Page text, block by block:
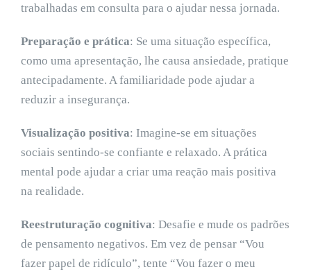
trabalhadas em consulta para o ajudar nessa jornada.
Preparação e prática: Se uma situação específica,
como uma apresentação, lhe causa ansiedade, pratique
antecipadamente. A familiaridade pode ajudar a
reduzir a insegurança.
Visualização positiva: Imagine-se em situações
sociais sentindo-se confiante e relaxado. A prática
mental pode ajudar a criar uma reação mais positiva
na realidade.
Reestruturação cognitiva: Desafie e mude os padrões
de pensamento negativos. Em vez de pensar “Vou
fazer papel de ridículo”, tente “Vou fazer o meu